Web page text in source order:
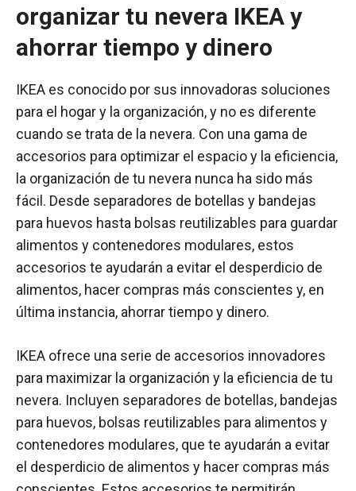
organizar tu nevera IKEA y
ahorrar tiempo y dinero
IKEA es conocido por sus innovadoras soluciones
para el hogar y la organización, y no es diferente
cuando se trata de la nevera. Con una gama de
accesorios para optimizar el espacio y la eficiencia,
la organización de tu nevera nunca ha sido más
fácil. Desde separadores de botellas y bandejas
para huevos hasta bolsas reutilizables para guardar
alimentos y contenedores modulares, estos
accesorios te ayudarán a evitar el desperdicio de
alimentos, hacer compras más conscientes y, en
última instancia, ahorrar tiempo y dinero.
IKEA ofrece una serie de accesorios innovadores
para maximizar la organización y la eficiencia de tu
nevera. Incluyen separadores de botellas, bandejas
para huevos, bolsas reutilizables para alimentos y
contenedores modulares, que te ayudarán a evitar
el desperdicio de alimentos y hacer compras más